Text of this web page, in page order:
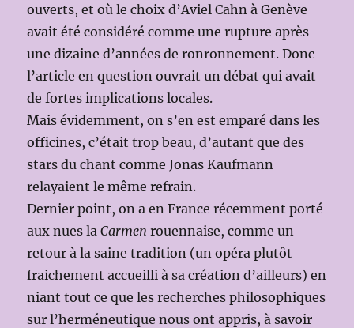
ouverts, et où le choix d’Aviel Cahn à Genève
avait été considéré comme une rupture après
une dizaine d’années de ronronnement. Donc
l’article en question ouvrait un débat qui avait
de fortes implications locales.
Mais évidemment, on s’en est emparé dans les
officines, c’était trop beau, d’autant que des
stars du chant comme Jonas Kaufmann
relayaient le même refrain.
Dernier point, on a en France récemment porté
aux nues laCarmen rouennaise, comme un
retour à la saine tradition (un opéra plutôt
fraichement accueilli à sa création d’ailleurs) en
niant tout ce que les recherches philosophiques
sur l’herméneutique nous ont appris, à savoir